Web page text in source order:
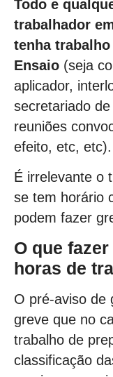
Todo e
trabalhador
tenha
Ensaio (seja
aplicador,
secretariado
reuniões
efeito, etc, etc).
É irrelevante o
se tem horário
podem fazer
O que
horas de
O pré-aviso de
greve que no
trabalho de
classificação